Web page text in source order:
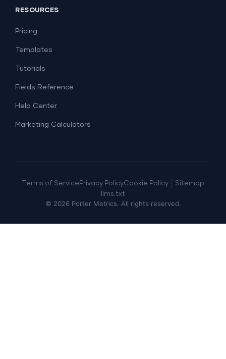
SEO
Lead Generation
Facebook Ads
Social Media
Dashboard Examples
RESOURCES
Pricing
Templates
Tutorials
Fields Reference
Help Center
Marketing Calculators
Terms of Service Privacy PolicyCookie Policy
Sitemap
llms.txt
© 2026 Porter Metrics. All rights reserved.